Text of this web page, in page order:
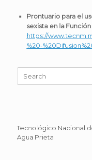
Prontuario para el
sexista en la
https://
%20-
for:
Tecnológico Nacional
Agua Prieta